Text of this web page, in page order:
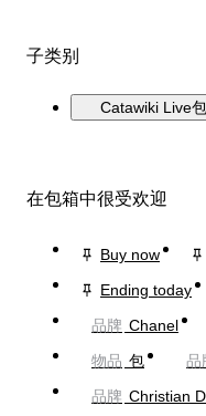
子类别
Catawiki Live
在包箱中很受欢迎
Buy now
Ending today
品牌 Chanel
物品 包 品
品牌 Christian